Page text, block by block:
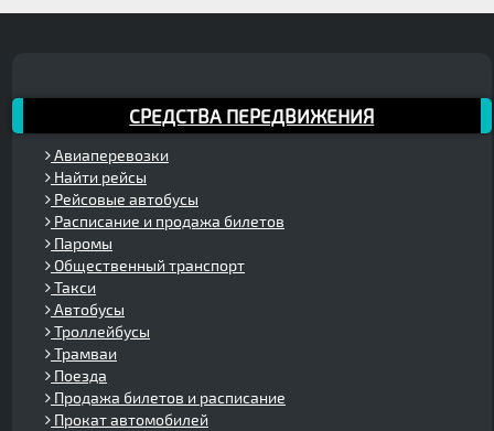
СРЕДСТВА ПЕРЕДВИЖЕНИЯ
Авиаперевозки
Найти рейсы
Рейсовые автобусы
Расписание и продажа билетов
Паромы
Общественный транспорт
Такси
Автобусы
Троллейбусы
Трамваи
Поезда
Продажа билетов и расписание
Прокат автомобилей